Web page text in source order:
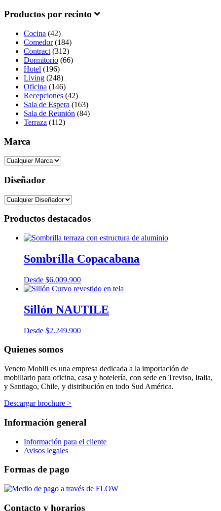
Productos por recinto
Cocina (42)
Comedor(184)
Contract (312)
Dormitorio (66)
Hotel (196)
Living (248)
Oficina (146)
Recepciones (42)
Sala de Espera (163)
Sala de Reunión (84)
Terraza (112)
Marca
Diseñador
Productos destacados
Sombrilla Copacabana
Desde $6.009.900
Sillón NAUTILE
Desde $2.249.900
Quienes somos
Veneto Mobili es una empresa dedicada a la importación de
mobiliario para oficina, casa y hotelería, con sede en Treviso, Italia,
y Santiago, Chile, y distribución en todo Sud América.
Descargar brochure >
Información general
Información para el cliente
Avisos legales
Formas de pago
Contacto y horarios